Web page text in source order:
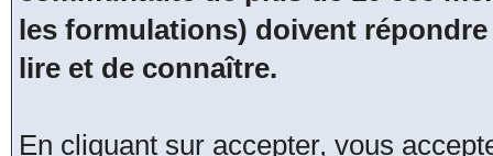
les formulations) doivent
lire et de connaître.
En cliquant sur accepter, vous